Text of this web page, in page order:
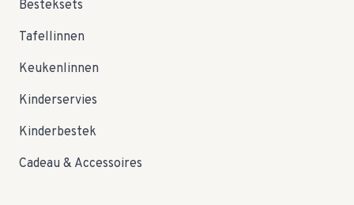
Besteksets
Tafellinnen
Keukenlinnen
Kinderservies
Kinderbestek
Cadeau & Accessoires